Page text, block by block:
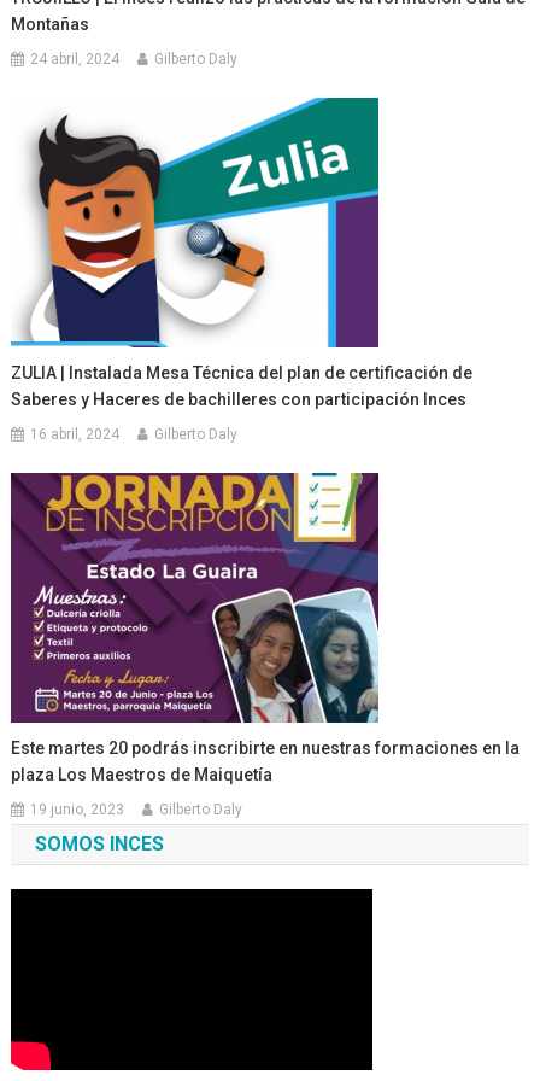
Montañas
24 abril, 2024 Gilberto Daly
ZULIA | Instalada Mesa Técnica del plan de certificación de
Saberes y Haceres de bachilleres con participación Inces
16 abril, 2024 Gilberto Daly
Este martes 20 podrás inscribirte en nuestras formaciones en la
plaza Los Maestros de Maiquetía
19 junio, 2023 Gilberto Daly
SOMOS INCES